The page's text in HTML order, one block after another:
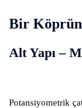
Bir
Alt Yapı –
Potansiyometrik